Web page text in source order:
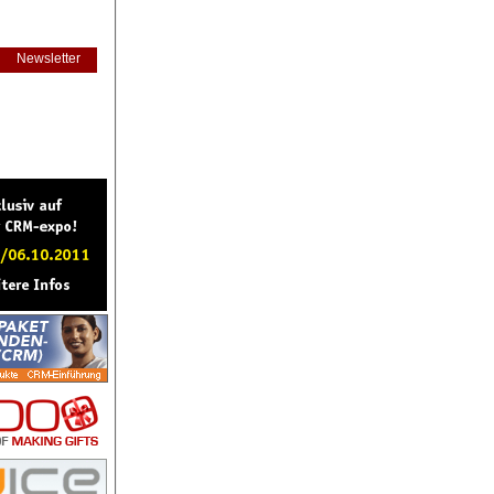
Newsletter